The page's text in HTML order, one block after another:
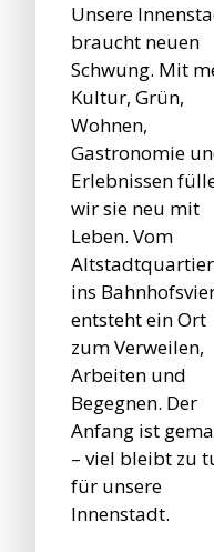
Unsere
braucht neuen
Schwung. Mit
Kultur, Grün,
Wohnen,
Gastronomie
Erlebnissen
wir sie neu mit
Leben. Vom
ins
entsteht ein Ort
zum Verweilen,
Arbeiten und
Begegnen. Der
Anfang ist
– viel bleibt zu
für unsere
Innenstadt.